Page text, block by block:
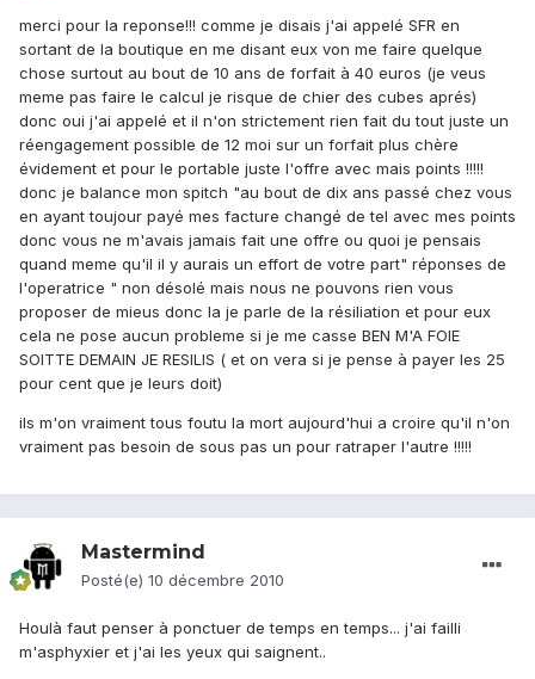
merci pour la reponse!!! comme je disais j'ai appelé SFR en
sortant de la boutique en me disant eux von me faire quelque
chose surtout au bout de 10 ans de forfait à 40 euros (je veus
meme pas faire le calcul je risque de chier des cubes aprés)
donc oui j'ai appelé et il n'on strictement rien fait du tout juste un
réengagement possible de 12 moi sur un forfait plus chère
évidement et pour le portable juste l'offre avec mais points !!!!!
donc je balance mon spitch "au bout de dix ans passé chez vous
en ayant toujour payé mes facture changé de tel avec mes points
donc vous ne m'avais jamais fait une offre ou quoi je pensais
quand meme qu'il il y aurais un effort de votre part" réponses de
l'operatrice " non désolé mais nous ne pouvons rien vous
proposer de mieus donc la je parle de la résiliation et pour eux
cela ne pose aucun probleme si je me casse BEN M'A FOIE
SOITTE DEMAIN JE RESILIS ( et on vera si je pense à payer les 25
pour cent que je leurs doit)
ils m'on vraiment tous foutu la mort aujourd'hui a croire qu'il n'on
vraiment pas besoin de sous pas un pour ratraper l'autre !!!!!
Mastermind
Posté(e) 10 décembre 2010
Houlà faut penser à ponctuer de temps en temps... j'ai failli
m'asphyxier et j'ai les yeux qui saignent..